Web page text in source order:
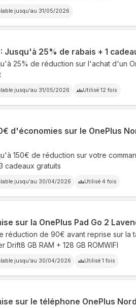
jusqu'au 31/05/2026
: Jusqu'à 25% de rabais + 1
25% de réduction sur l'achat d'un
jusqu'au 31/05/2026 Utilisé 12 fois
d'économies sur le OnePlus
150€ de réduction sur votre
cadeaux gratuits
jusqu'au 30/04/2026 Utilisé 4 fois
sur la OnePlus Pad Go 2
réduction de 90€ avant reprise sur la
Drift8 GB RAM + 128 GB ROMWIFI
jusqu'au 30/04/2026 Utilisé 1 fois
sur le téléphone OnePlus